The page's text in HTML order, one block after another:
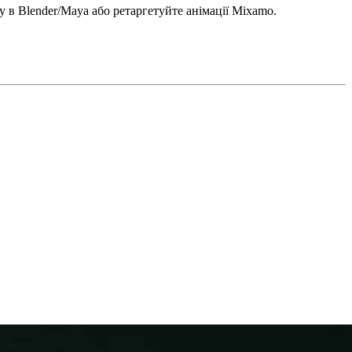
Maya або ретаргетуйте анімації Mixamo.